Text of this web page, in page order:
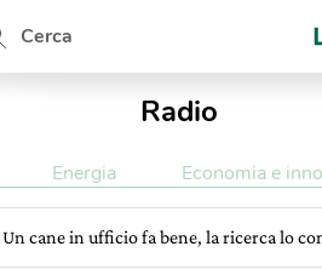
Cerca
Radio
Energia Economia e
Un cane in ufficio fa bene, la ricerca lo